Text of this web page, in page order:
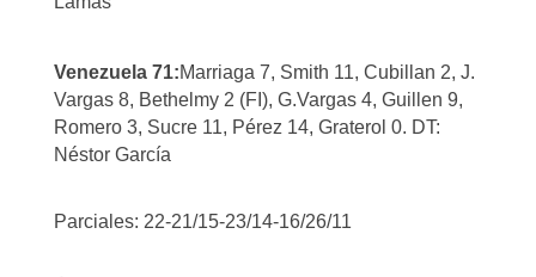
Venezuela 71:Marriaga 7, Smith 11, Cubillan 2, J.
Vargas 8, Bethelmy 2 (FI), G.Vargas 4, Guillen 9,
Romero 3, Sucre 11, Pérez 14, Graterol 0. DT:
Néstor García
Parciales: 22-21/15-23/14-16/26/11